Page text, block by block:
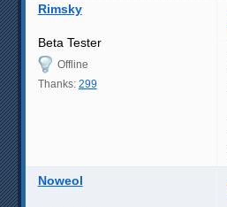
Rimsky
Beta Tester
Offline
Thanks: 299
Noweol